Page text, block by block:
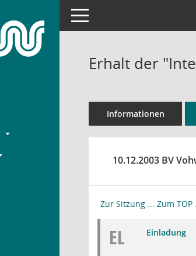
Toggle navigation
Erhalt der
Informationen
10.12.2003 BV
Zur Sitzung ... Zum TOP
EL Einladung